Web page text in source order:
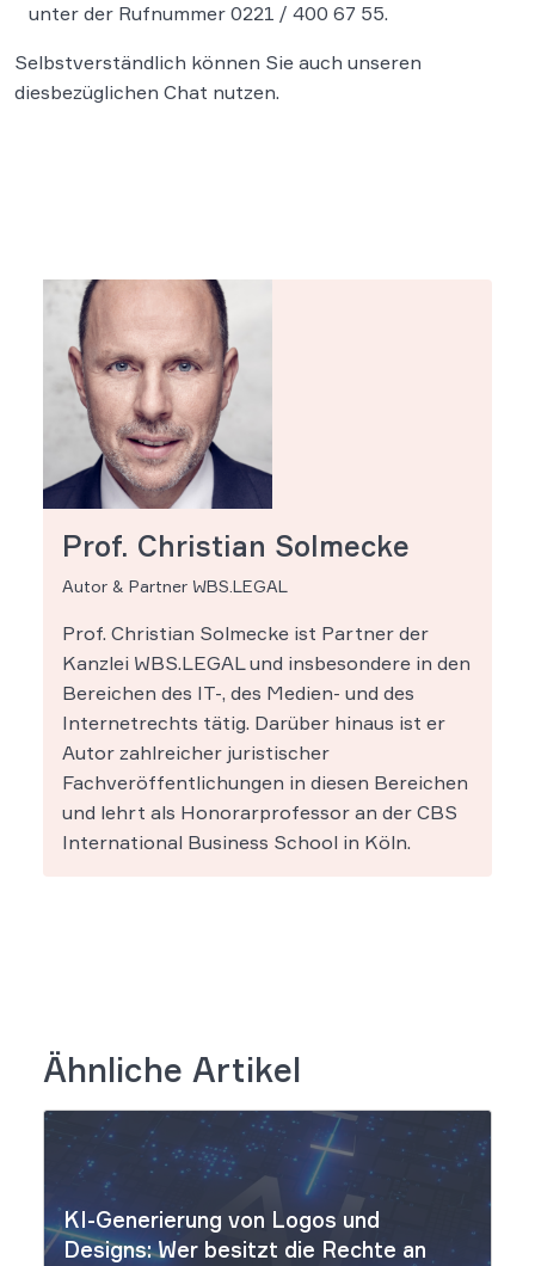
unter der Rufnummer 0221 / 400 67 55.
Selbstverständlich können Sie auch unseren
diesbezüglichen Chat nutzen.
Prof. Christian Solmecke
Autor & Partner WBS.LEGAL
Prof. Christian Solmecke ist Partner der
Kanzlei WBS.LEGAL und insbesondere in den
Bereichen des IT-, des Medien- und des
Internetrechts tätig. Darüber hinaus ist er
Autor zahlreicher juristischer
Fachveröffentlichungen in diesen Bereichen
und lehrt als Honorarprofessor an der CBS
International Business School in Köln.
Ähnliche Artikel
KI-Generierung von Logos und
Designs: Wer besitzt die Rechte an